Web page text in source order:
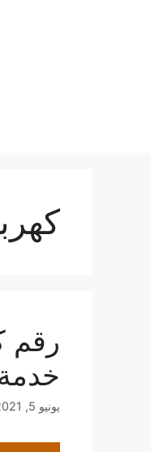
يونيو 5, 2021